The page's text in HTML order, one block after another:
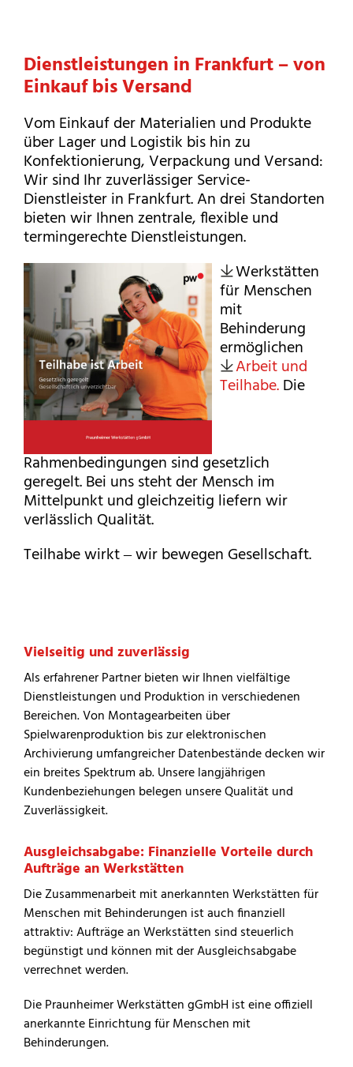
Dienstleistungen in Frankfurt – von
Einkauf bis Versand
Vom Einkauf der Materialien und Produkte
über Lager und Logistik bis hin zu
Konfektionierung, Verpackung und Versand:
Wir sind Ihr zuverlässiger Service-
Dienstleister in Frankfurt. An drei Standorten
bieten wir Ihnen zentrale, flexible und
termingerechte Dienstleistungen.
Werkstätten
für Menschen
mit
Behinderung
ermöglichen
Arbeit und
Teilhabe.Die
Rahmenbedingungen sind gesetzlich
geregelt. Bei uns steht der Mensch im
Mittelpunkt und gleichzeitig liefern wir
verlässlich Qualität.
Teilhabe wirkt ‒ wir bewegen Gesellschaft.
Vielseitig und zuverlässig
Als erfahrener Partner bieten wir Ihnen vielfältige
Dienstleistungen und Produktion in verschiedenen
Bereichen. Von Montagearbeiten über
Spielwarenproduktion bis zur elektronischen
Archivierung umfangreicher Datenbestände decken wir
ein breites Spektrum ab. Unsere langjährigen
Kundenbeziehungen belegen unsere Qualität und
Zuverlässigkeit.
Ausgleichsabgabe: Finanzielle Vorteile durch
Aufträge an Werkstätten
Die Zusammenarbeit mit anerkannten Werkstätten für
Menschen mit Behinderungen ist auch finanziell
attraktiv: Aufträge an Werkstätten sind steuerlich
begünstigt und können mit der Ausgleichsabgabe
verrechnet werden.
Die Praunheimer Werkstätten gGmbH ist eine offiziell
anerkannte Einrichtung für Menschen mit
Behinderungen.